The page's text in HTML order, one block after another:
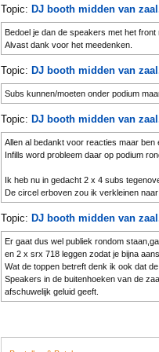
De tafel had wel wat kinderziekten maar
Alle uitgangen op XLR en een prima
Is nog steeds made in Belgium wat
Topic: DJ booth midden van
Bedoel je dan de speakers met het
Alvast dank voor het meedenken.
Topic: DJ booth midden van
Subs kunnen/moeten onder podium
Topic: DJ booth midden van
Allen al bedankt voor reacties maar ben
Infills word probleem daar op podium
Ik heb nu in gedacht 2 x 4 subs
De circel erboven zou ik verkleinen
Dit alles mono aansturen.Om het geluid
Wegens tijdsgebrek gaat wat klooien
Wat denken jullie ervan of ben ik
Topic: DJ booth midden van
Er gaat dus wel publiek rondom
en 2 x srx 718 leggen zodat je bijna
Wat de toppen betreft denk ik ook dat
Speakers in de buitenhoeken van de
afschuwelijk geluid geeft.